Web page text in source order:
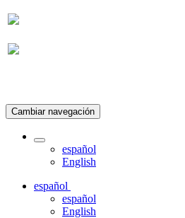
Cambiar navegación
español
English
español
español
English